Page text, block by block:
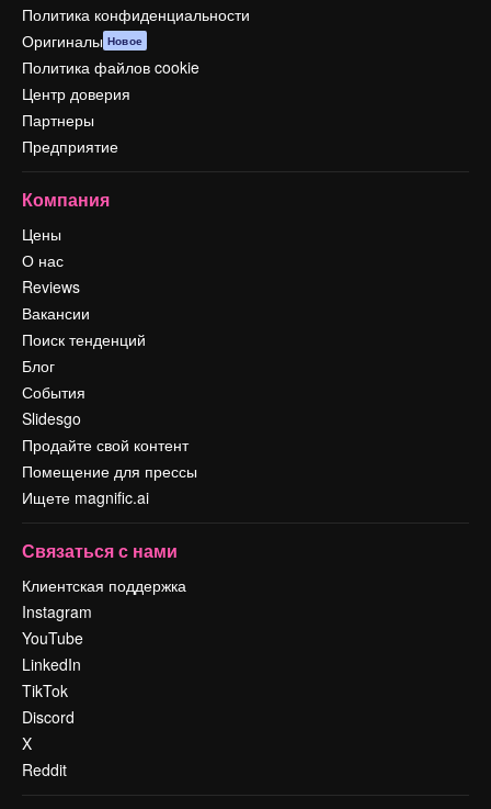
Политика конфиденциальности
Оригиналы Новое
Политика файлов cookie
Центр доверия
Партнеры
Предприятие
Компания
Цены
О нас
Reviews
Вакансии
Поиск тенденций
Блог
События
Slidesgo
Продайте свой контент
Помещение для прессы
Ищете magnific.ai
Связаться с нами
Клиентская поддержка
Instagram
YouTube
LinkedIn
TikTok
Discord
X
Reddit